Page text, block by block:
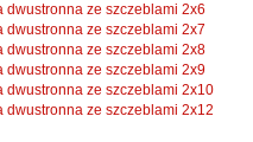
dwustronna ze szczeblami 2x6
dwustronna ze szczeblami 2x7
dwustronna ze szczeblami 2x8
dwustronna ze szczeblami 2x9
dwustronna ze szczeblami 2x10
dwustronna ze szczeblami 2x12